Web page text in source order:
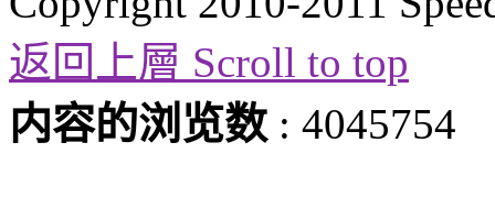
返回上層 Scroll to top
内容的浏览数 : 4045754